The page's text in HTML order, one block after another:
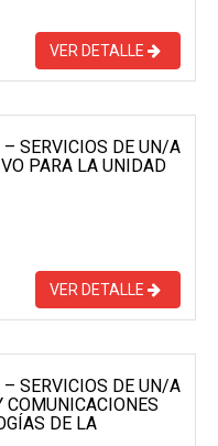
VER DETALLE
SERVICIOS DE UN/A
PARA LA UNIDAD
VER DETALLE
SERVICIOS DE UN/A
COMUNICACIONES
DE LA